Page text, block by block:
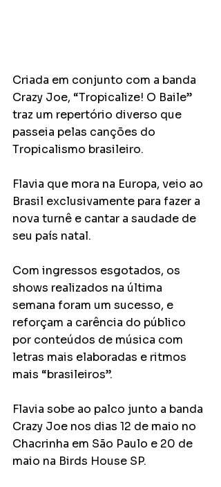
Criada em conjunto com a banda
Crazy Joe, “Tropicalize! O Baile”
traz um repertório diverso que
passeia pelas canções do
Tropicalismo brasileiro.
Flavia que mora na Europa, veio ao
Brasil exclusivamente para fazer a
nova turnê e cantar a saudade de
seu país natal.
Com ingressos esgotados, os
shows realizados na última
semana foram um sucesso, e
reforçam a carência do público
por conteúdos de música com
letras mais elaboradas e ritmos
mais “brasileiros”.
Flavia sobe ao palco junto a banda
Crazy Joe nos dias 12 de maio no
Chacrinha em São Paulo e 20 de
maio na Birds House SP.